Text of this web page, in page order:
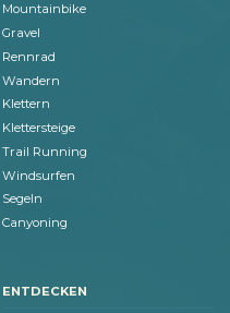
Mountainbike
Gravel
Rennrad
Wandern
Klettern
Klettersteige
Trail Running
Windsurfen
Segeln
Canyoning
ENTDECKEN